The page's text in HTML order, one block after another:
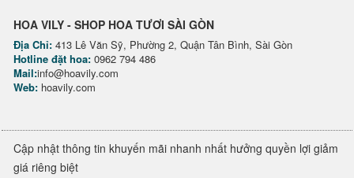
HOA VILY - SHOP HOA TƯƠI SÀI GÒN
Địa Chỉ: 413 Lê Văn Sỹ, Phường 2, Quận Tân Bình, Sài Gòn
Hotline đặt hoa: 0962 794 486
Mail:info@hoavily.com
Web: hoavily.com
Cập nhật thông tin khuyến mãi nhanh nhất hưởng quyền lợi giảm
giá riêng biệt